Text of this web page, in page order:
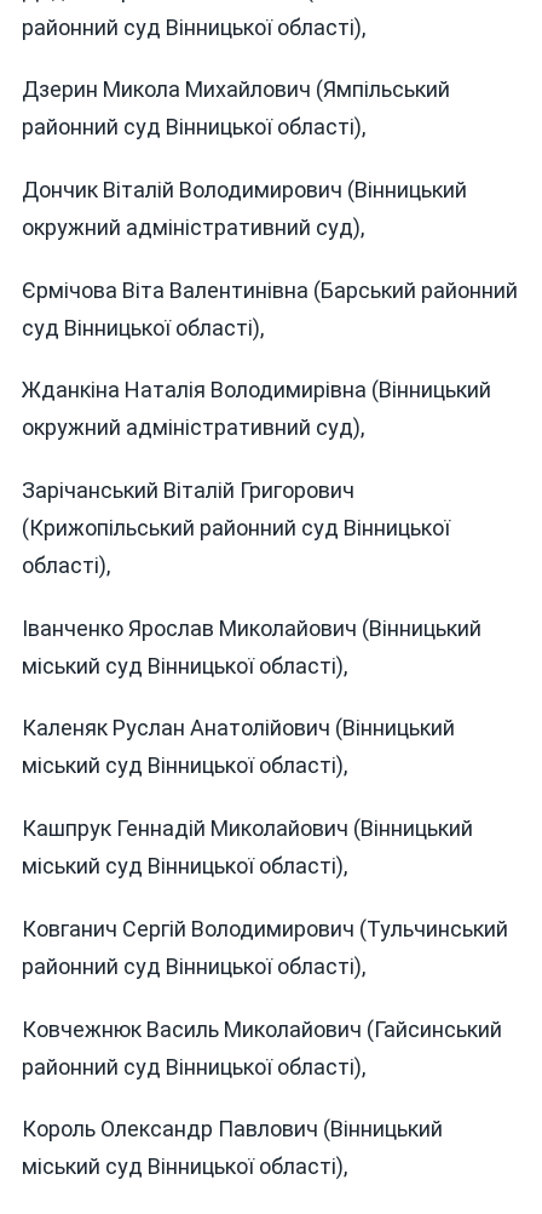
районний суд Вінницької області),
Дзерин Микола Михайлович (Ямпільський
районний суд Вінницької області),
Дончик Віталій Володимирович (Вінницький
окружний адміністративний суд),
Єрмічова Віта Валентинівна (Барський районний
суд Вінницької області),
Жданкіна Наталія Володимирівна (Вінницький
окружний адміністративний суд),
Зарічанський Віталій Григорович
(Крижопільський районний суд Вінницької
області),
Іванченко Ярослав Миколайович (Вінницький
міський суд Вінницької області),
Каленяк Руслан Анатолійович (Вінницький
міський суд Вінницької області),
Кашпрук Геннадій Миколайович (Вінницький
міський суд Вінницької області),
Ковганич Сергій Володимирович (Тульчинський
районний суд Вінницької області),
Ковчежнюк Василь Миколайович (Гайсинський
районний суд Вінницької області),
Король Олександр Павлович (Вінницький
міський суд Вінницької області),